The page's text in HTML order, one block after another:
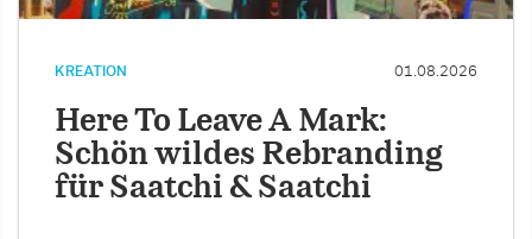
KREATION 01.08.2026
Here To Leave A Mark:
Schön wildes Rebranding
für Saatchi & Saatchi